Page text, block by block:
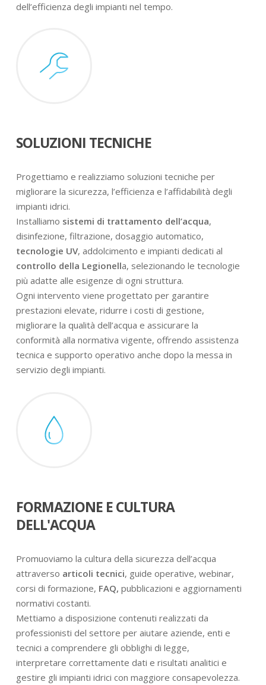
dell’efficienza degli impianti nel tempo.
SOLUZIONI TECNICHE
Progettiamo e realizziamo soluzioni tecniche per
migliorare la sicurezza, l’efficienza e l’affidabilità degli
impianti idrici.
Installiamo sistemi di trattamento dell’acqua,
disinfezione, filtrazione, dosaggio automatico,
tecnologie UV, addolcimento e impianti dedicati al
controllo della Legionella, selezionando le tecnologie
più adatte alle esigenze di ogni struttura.
Ogni intervento viene progettato per garantire
prestazioni elevate, ridurre i costi di gestione,
migliorare la qualità dell’acqua e assicurare la
conformità alla normativa vigente, offrendo assistenza
tecnica e supporto operativo anche dopo la messa in
servizio degli impianti.
FORMAZIONE E CULTURA
DELL'ACQUA
Promuoviamo la cultura della sicurezza dell’acqua
attraverso articoli tecnici, guide operative, webinar,
corsi di formazione, FAQ, pubblicazioni e aggiornamenti
normativi costanti.
Mettiamo a disposizione contenuti realizzati da
professionisti del settore per aiutare aziende, enti e
tecnici a comprendere gli obblighi di legge,
interpretare correttamente dati e risultati analitici e
gestire gli impianti idrici con maggiore consapevolezza.